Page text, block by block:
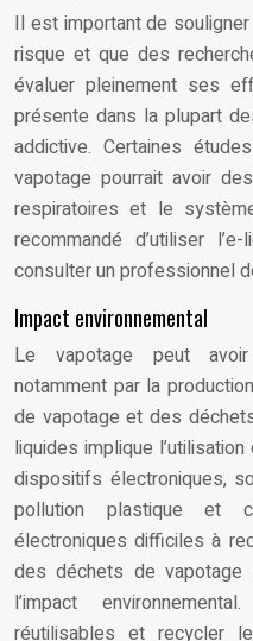
Il est important de
risque et que des
évaluer pleinement ses
présente dans la plupart
addictive. Certaines
vapotage pourrait avoir
respiratoires et le
recommandé d’utiliser
consulter un professionnel
Impact environnemental
Le vapotage peut avoir
notamment par la
de vapotage et des
liquides implique
dispositifs électroniques,
pollution plastique et
électroniques difficiles à
des déchets de
l’impact
réutilisables et recycler